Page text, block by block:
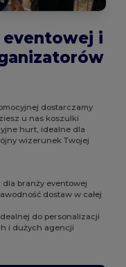
i
dostarczamy
u nas koszulki
hurt, idealne dla
wizerunek Twojej
branży eventowej
dostaw w całej
do personalizacji
i dużych agencji